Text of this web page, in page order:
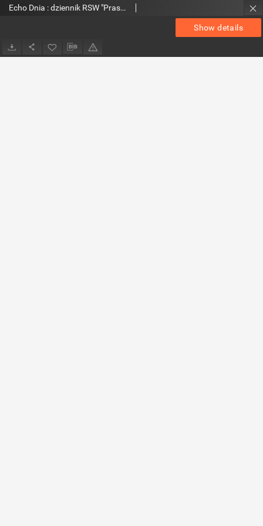
Show details
Echo Dnia : dziennik RSW "Prasa-Książka-Ruch" 1980, R.10, nr 120